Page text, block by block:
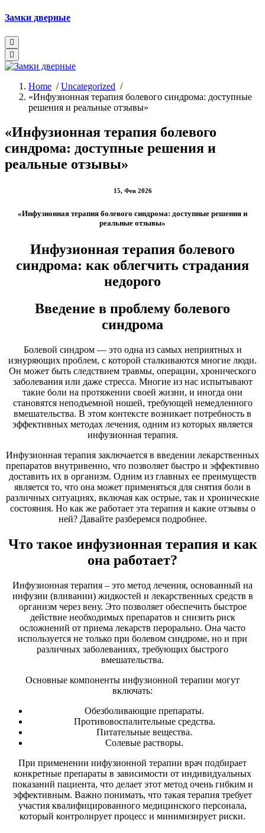
Skip
content
Замки дверные
Home /Uncategorized /
«Инфузионная терапия болевого синдрома: доступные
решения и реальные отзывы»
«Инфузионная терапия болевого
синдрома: доступные решения и
реальные отзывы»
15, Фев 2026
«Инфузионная терапия болевого синдрома: доступные решения и
реальные отзывы»
Инфузионная терапия болевого
синдрома: как облегчить страдания
недорого
Введение в проблему болевого
синдрома
Болевой синдром — это одна из самых неприятных и
изнуряющих проблем, с которой сталкиваются многие люди.
Он может быть следствием травмы, операции, хронического
заболевания или даже стресса. Многие из нас испытывают
такие боли на протяжении своей жизни, и иногда они
становятся неподъемной ношей, требующей немедленного
вмешательства. В этом контексте возникает потребность в
эффективных методах лечения, одним из которых является
инфузионная терапия.
Инфузионная терапия заключается в введении лекарственных
препаратов внутривенно, что позволяет быстро и эффективно
доставить их в организм. Одним из главных ее преимуществ
является то, что она может применяться для снятия боли в
различных ситуациях, включая как острые, так и хронические
состояния. Но как же работает эта терапия и какие отзывы о
ней? Давайте разберемся подробнее.
Что такое инфузионная терапия и как
она работает?
Инфузионная терапия – это метод лечения, основанный на
инфузии (вливании) жидкостей и лекарственных средств в
организм через вену. Это позволяет обеспечить быстрое
действие необходимых препаратов и снизить риск
осложнений от приема лекарств перорально. Она часто
используется не только при болевом синдроме, но и при
различных заболеваниях, требующих быстрого
вмешательства.
Основные компоненты инфузионной терапии могут
включать:
Обезболивающие препараты.
Противовоспалительные средства.
Питательные вещества.
Солевые растворы.
При применении инфузионной терапии врач подбирает
конкретные препараты в зависимости от индивидуальных
показаний пациента, что делает этот метод очень гибким и
эффективным. Важно понимать, что такая терапия требует
участия квалифицированного медицинского персонала,
который контролирует процесс и минимизирует риски.